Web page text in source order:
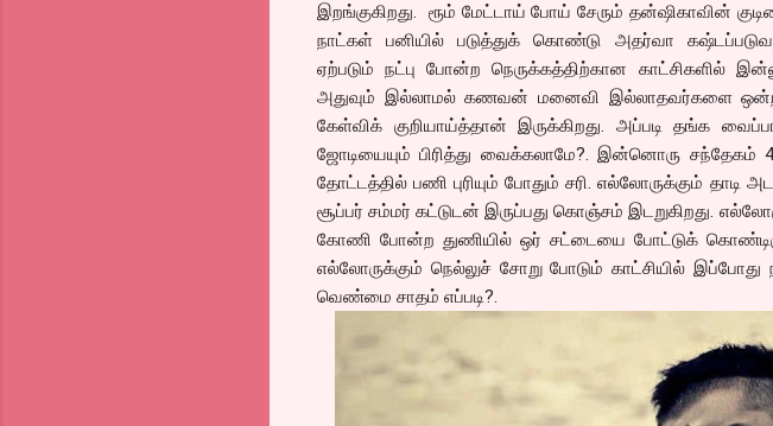
இறங்குகிறது. ரூம் மேட்டாய் போய் சேரும் தன்ஷிகாவின்
நாட்கள் பனியில் படுத்துக் கொண்டு அதர்வா
ஏற்படும் நட்பு போன்ற நெருக்கத்திற்கான காட்சிகளில்
அதுவும் இல்லாமல் கணவன் மனைவி இல்லாதவர்களை
கேள்விக் குறியாய்த்தான் இருக்கிறது. அப்படி தங்க
ஜோடியையும் பிரித்து வைக்கலாமே?. இன்னொரு சந்தேகம்
தோட்டத்தில் பணி புரியும் போதும் சரி. எல்லோருக்கும்
சூப்பர் சம்மர் கட்டுடன் இருப்பது கொஞ்சம் இடறுகிறது.
கோணி போன்ற துணியில் ஒர் சட்டையை போட்டுக்
எல்லோருக்கும் நெல்லுச் சோறு போடும் காட்சியில் இப்போது
வெண்மை சாதம் எப்படி?.